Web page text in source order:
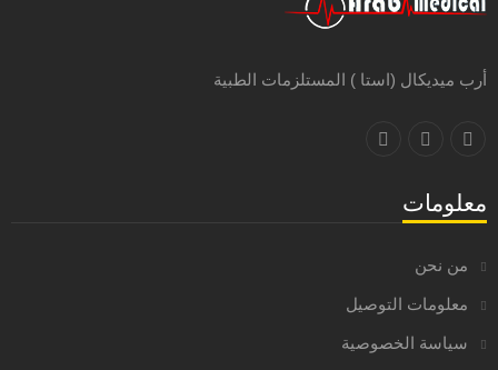
أرب ميديكال (استا ) المستلزمات الطبية
معلومات
من نحن
معلومات التوصيل
سياسة الخصوصية